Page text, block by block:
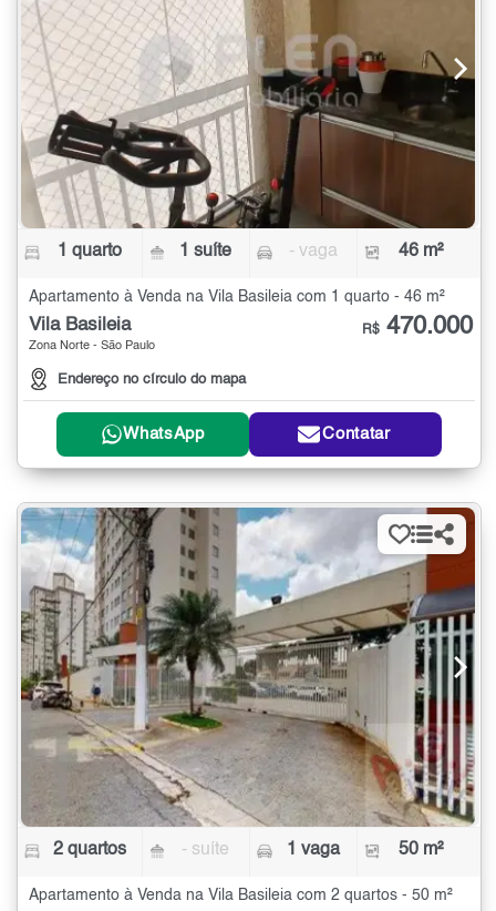
1 quarto 1 suíte - vaga 46 m²
Apartamento à Venda na Vila Basileia com 1 quarto - 46 m²
Vila Basileia
Zona Norte - São Paulo
Endereço no círculo do mapa
R$ 470.000
WhatsApp Contatar
2 quartos - suíte 1 vaga 50 m²
Apartamento à Venda na Vila Basileia com 2 quartos - 50 m²